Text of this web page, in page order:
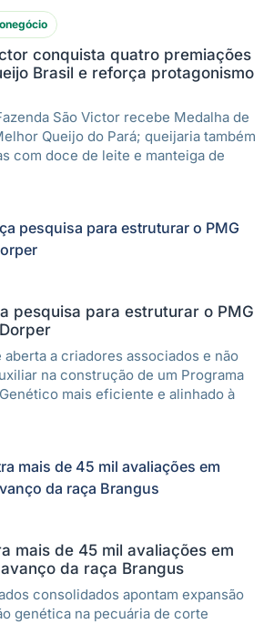
conquista quatro premiações
Brasil e reforça protagonismo
São Victor recebe Medalha de
Queijo do Pará; queijaria também
com doce de leite e manteiga de
pesquisa para estruturar o PMG
a criadores associados e não
na construção de um Programa
mais eficiente e alinhado à
mais de 45 mil avaliações em
da raça Brangus
consolidados apontam expansão
genética na pecuária de corte